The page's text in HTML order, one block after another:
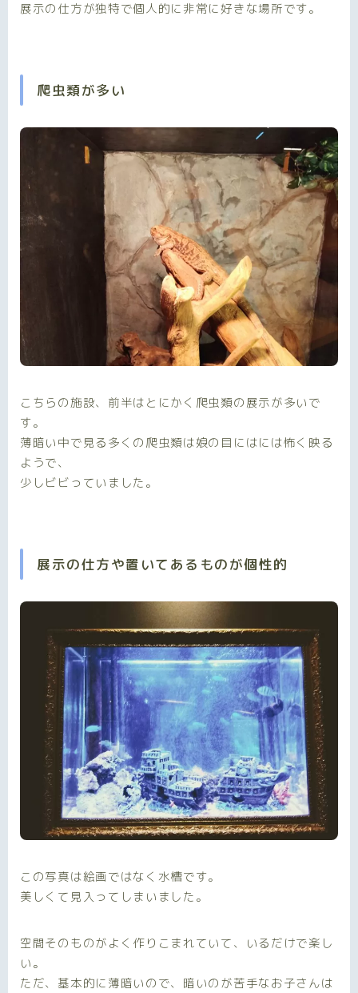
展示の仕方が独特で個人的に非常に好きな場所です。
爬虫類が多い
こちらの施設、前半はとにかく爬虫類の展示が多いで
す。
薄暗い中で見る多くの爬虫類は娘の目にはには怖く映る
ようで、
少しビビっていました。
展示の仕方や置いてあるものが個性的
この写真は絵画ではなく水槽です。
美しくて見入ってしまいました。
空間そのものがよく作りこまれていて、いるだけで楽し
い。
ただ、基本的に薄暗いので、暗いのが苦手なお子さんは